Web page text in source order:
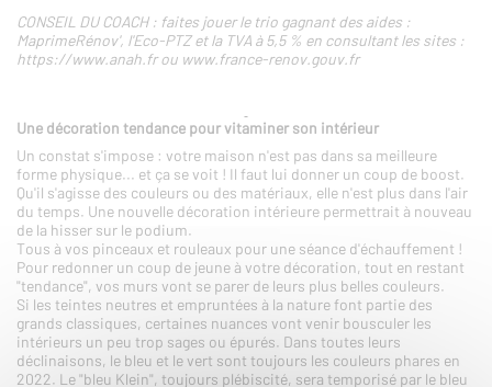
CONSEIL DU COACH : faites jouer le trio gagnant des aides :
MaprimeRénov', l'Eco-PTZ et la TVA à 5,5 % en consultant les sites :
https://www.anah.fr ou www.france-renov.gouv.fr
Une décoration tendance pour vitaminer son intérieur
Un constat s'impose : votre maison n'est pas dans sa meilleure
forme physique... et ça se voit ! Il faut lui donner un coup de boost.
Qu'il s'agisse des couleurs ou des matériaux, elle n'est plus dans l'air
du temps. Une nouvelle décoration intérieure permettrait à nouveau
de la hisser sur le podium.
Tous à vos pinceaux et rouleaux pour une séance d'échauffement !
Pour redonner un coup de jeune à votre décoration, tout en restant
"tendance", vos murs vont se parer de leurs plus belles couleurs.
Si les teintes neutres et empruntées à la nature font partie des
grands classiques, certaines nuances vont venir bousculer les
intérieurs un peu trop sages ou épurés. Dans toutes leurs
déclinaisons, le bleu et le vert sont toujours les couleurs phares en
2022. Le "bleu Klein", toujours plébiscité, sera temporisé par le bleu